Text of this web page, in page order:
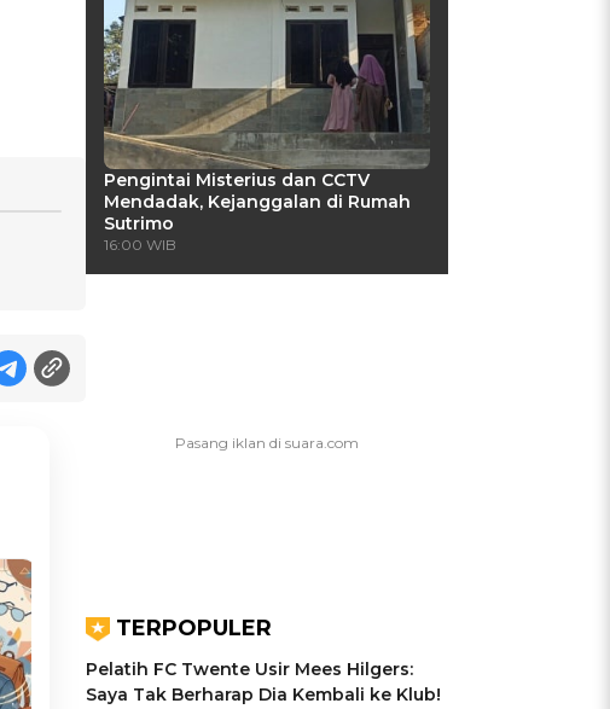
Pengintai Misterius dan CCTV
Mendadak, Kejanggalan di Rumah
Sutrimo
16:00 WIB
TERPOPULER
Pelatih FC Twente Usir Mees Hilgers:
Saya Tak Berharap Dia Kembali ke Klub!